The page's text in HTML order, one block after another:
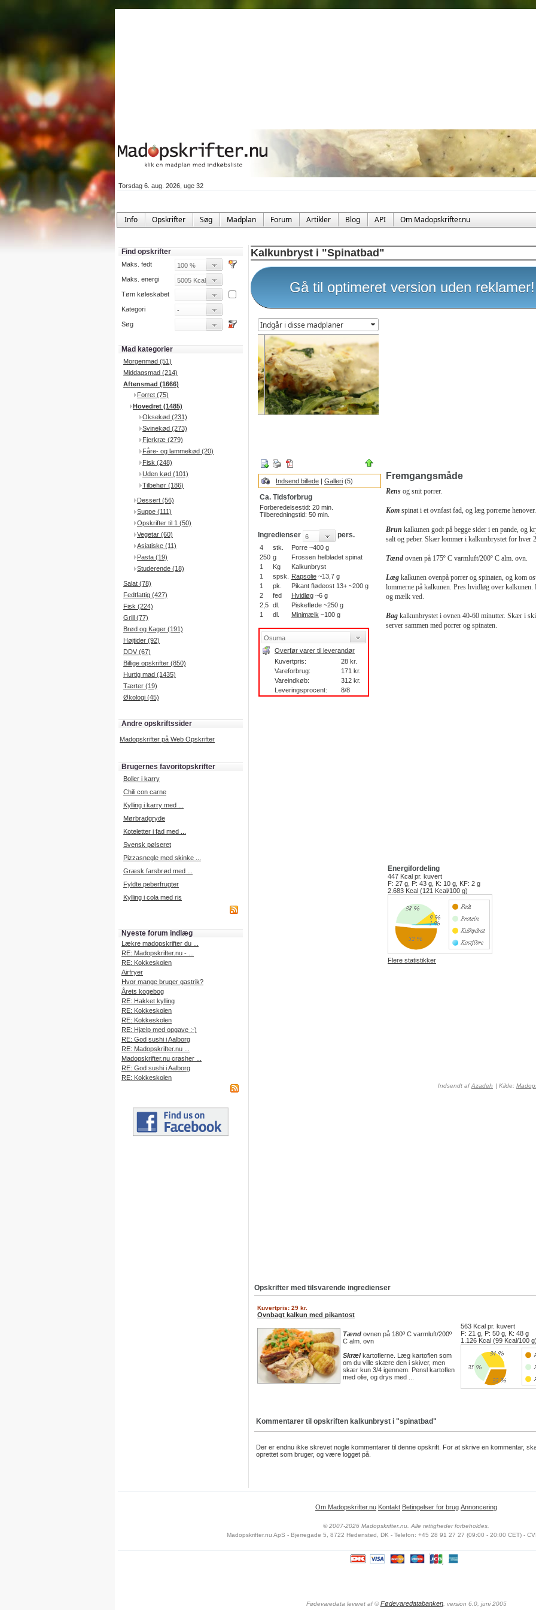
Torsdag 6. aug. 2026, uge 32
Info Opskrifter Søg Madplan Forum Artikler Blog API Om Madopskrifter.nu
Find opskrifter
Maks. fedt
Maks. energi
Tøm køleskabet
Kategori
Søg
Mad kategorier
Morgenmad (51)
Middagsmad (214)
Aftensmad (1666)
Forret (75)
Hovedret (1485)
Oksekød (231)
Svinekød (273)
Fjerkræ (279)
Fåre- og lammekød (20)
Fisk (248)
Uden kød (101)
Tilbehør (186)
Dessert (56)
Suppe (111)
Opskrifter til 1 (50)
Vegetar (60)
Asiatiske (11)
Pasta (19)
Studerende (18)
Salat (78)
Fedtfattig (427)
Fisk (224)
Grill (77)
Brød og Kager (191)
Højtider (92)
DDV (67)
Billige opskrifter (850)
Hurtig mad (1435)
Tærter (19)
Økologi (45)
Andre opskriftssider
Madopskrifter på Web Opskrifter
Brugernes favoritopskrifter
Boller i karry
Chili con carne
Kylling i karry med ...
Mørbradgryde
Koteletter i fad med ...
Svensk pølseret
Pizzasnegle med skinke ...
Græsk farsbrød med ...
Fyldte peberfrugter
Kylling i cola med ris
Nyeste forum indlæg
Lækre madopskrifter du ...
RE: Madopskrifter.nu - ...
RE: Kokkeskolen
Airfryer
Hvor mange bruger gastrik?
Årets kogebog
RE: Hakket kylling
RE: Kokkeskolen
RE: Kokkeskolen
RE: Hjælp med opgave :-)
RE: God sushi i Aalborg
RE: Madopskrifter.nu ...
Madopskrifter.nu crasher ...
RE: God sushi i Aalborg
RE: Kokkeskolen
Kalkunbryst i "Spinatbad"
Gå til optimeret version uden reklamer!
Indsend billede | Galleri (5)
Ca. Tidsforbrug
Forberedelsestid: 20 min.
Tilberedningstid: 50 min.
Ingredienser pers.
4 stk.
Porre ~400 g
250 g
Frossen helbladet spinat
1
Kg
Kalkunbryst
1
spsk. Rapsolie ~13,7 g
1
pk.
Pikant flødeost 13+ ~200 g
2
fed Hvidløg ~6 g
2,5 dl.
Piskefløde ~250 g
1
dl. Minimælk ~100 g
Overfør varer til leverandør
Kuvertpris:
28 kr.
Vareforbrug:
171 kr.
Vareindkøb:
312 kr.
Leveringsprocent:
8/8
Fremgangsmåde
Rens og snit porrer.
Kom spinat i et ovnfast fad, og læg porrerne henover.
Brun kalkunen godt på begge sider i en pande, og
salt og peber. Skær lommer i kalkunbrystet for hver
Tænd ovnen på 175º C varmluft/200º C alm. ovn.
Læg kalkunen ovenpå porrer og spinaten, og kom
lommerne på kalkunen. Pres hvidløg over
og mælk ved.
Bag kalkunbrystet i ovnen 40-60 minutter. Skær i
server sammen med porrer og spinaten.
Energifordeling
447 Kcal pr. kuvert
F: 27 g, P: 43 g, K: 10 g, KF: 2 g
2.683 Kcal (121 Kcal/100 g)
Flere statistikker
Indsendt afAzadeh | Kilde:
Opskrifter med tilsvarende ingredienser
Kuvertpris: 29 kr.
Ovnbagt kalkun med pikantost
Tænd ovnen på 180º C varmluft/200º
C alm. ovn
Skrælkartoflerne. Læg kartoflen som
om du ville skære den i skiver, men
skær kun 3/4 igennem. Pensl kartoflen
med olie, og drys med ...
563 Kcal pr. kuvert
F: 21 g, P: 50 g, K: 48 g
1.126 Kcal (99 Kcal/100 g)
Kommentarer til opskriften kalkunbryst i "spinatbad"
Der er endnu ikke skrevet nogle kommentarer til denne opskrift. For at skrive en kommentar,
oprettet som bruger, og være logget på.
Om Madopskrifter.nu Kontakt Betingelser for brug Annoncering
© 2007-2026 Madopskrifter.nu. Alle rettigheder forbeholdes.
Madopskrifter.nu ApS - Bjerregade 5, 8722 Hedensted, DK - Telefon: +45 28 91 27 27 (09:00 - 20:00 CET) -
Fødevaredata leveret af © Fødevaredatabanken, version 6.0, juni 2005